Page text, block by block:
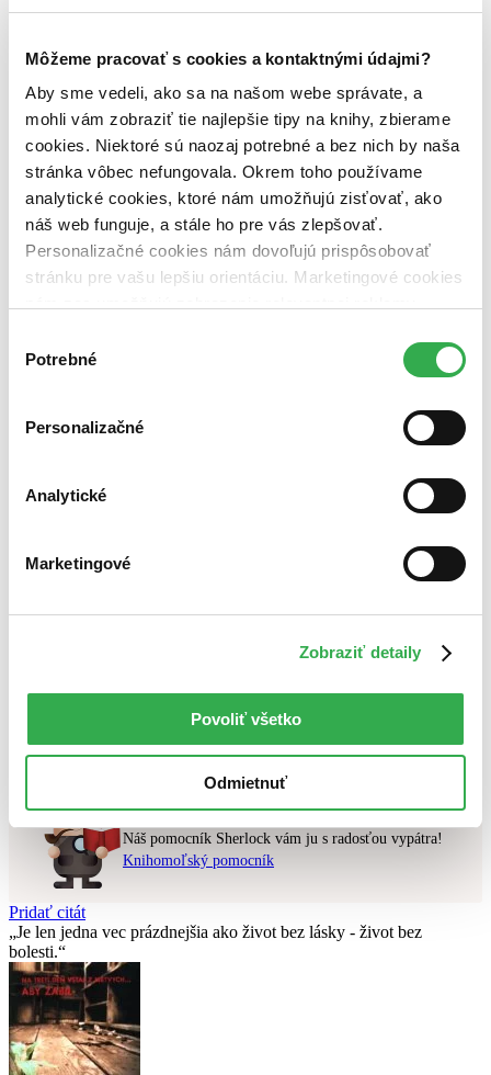
Môžeme pracovať s cookies a kontaktnými údajmi?
Aby sme vedeli, ako sa na našom webe správate, a
mohli vám zobraziť tie najlepšie tipy na knihy, zbierame
cookies. Niektoré sú naozaj potrebné a bez nich by naša
stránka vôbec nefungovala. Okrem toho používame
analytické cookies, ktoré nám umožňujú zisťovať, ako
náš web funguje, a stále ho pre vás zlepšovať.
Personalizačné cookies nám dovoľujú prispôsobovať
stránku pre vašu lepšiu orientáciu. Marketingové cookies
nám pomohlo, keby sme mohli používať všetky tieto
súhlasu
Potrebné
Personalizačné
Analytické
Marketingové
Zobraziť detaily
Povoliť všetko
Odmietnuť
Dostupnosť
predpredaj (0 titulov)predpredaj
pripravujeme (0 titulov)
pripravujeme
dostupná (bez vypredaných) (0 titulov)
dostupná (bez
vypredaných)
Nové / čítané
nová (0 titulov) nová
čítaná (0 titulov)čítaná
čítaná - výborný stav (0 titulov)čítaná - výborný stav
čítaná - mierne opotrebovaná (0 titulov)čítaná - mierne
opotrebovaná
vypredaných kníh
Zúžiť výber
Bestsellery
Najdrahšie
najnovšie
vyhovujúci zadaným podmienkam.
Skúste prosím zmeniť vyhľadávaný výraz.
Chcete poradiť knihu?
Náš pomocník Sherlock vám ju s radosťou vypátra!
Knihomoľský pomocník
Pridať citát
Je len jedna vec prázdnejšia ako život bez lásky - život bez
bolesti.